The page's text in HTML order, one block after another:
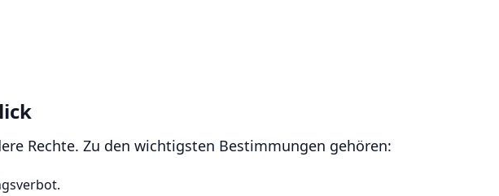
Rechte. Zu den wichtigsten Bestimmungen gehören: